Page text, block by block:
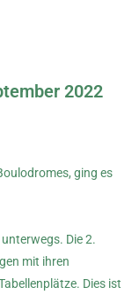
2022
ging es
Die 2.
mit ihren
Dies ist